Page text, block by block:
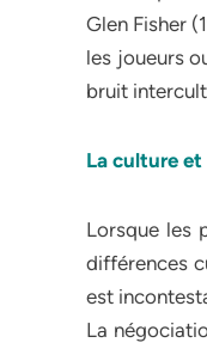
Glen Fisher
les joueurs
bruit
La culture
Lorsque les
différences
est
La